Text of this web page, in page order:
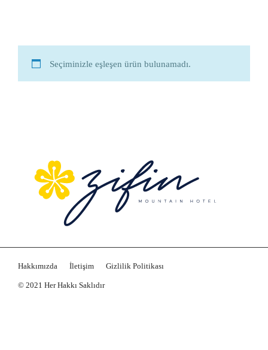
Seçiminizle eşleşen ürün bulunamadı.
Hakkımızda İletişim Gizlilik Politikası
© 2021 Her Hakkı Saklıdır